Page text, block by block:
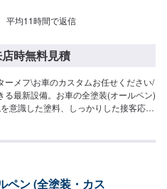
平均11時間で返信
時無料見積
メフ\お車のカスタムお任せください/
る最新設備。お車の全塗装(オールペン)
意識した塗料、しっかりした接客応対
載ください。【代車について】作業
ペン (全塗装・カス